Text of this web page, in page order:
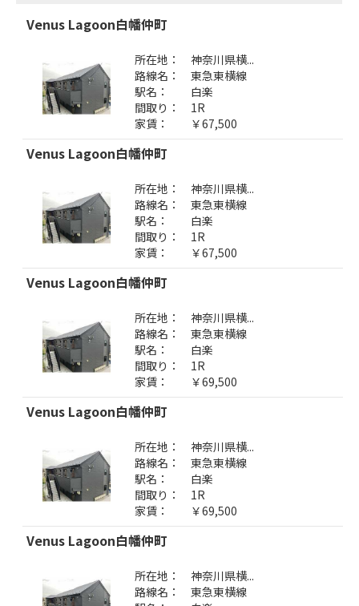
Venus Lagoon白幡仲町
所在地：
神奈川県横...
路線名：
東急東横線
駅名：
白楽
間取り：
1R
家賃：
￥67,500
Venus Lagoon白幡仲町
所在地：
神奈川県横...
路線名：
東急東横線
駅名：
白楽
間取り：
1R
家賃：
￥67,500
Venus Lagoon白幡仲町
所在地：
神奈川県横...
路線名：
東急東横線
駅名：
白楽
間取り：
1R
家賃：
￥69,500
Venus Lagoon白幡仲町
所在地：
神奈川県横...
路線名：
東急東横線
駅名：
白楽
間取り：
1R
家賃：
￥69,500
Venus Lagoon白幡仲町
所在地：
神奈川県横...
路線名：
東急東横線